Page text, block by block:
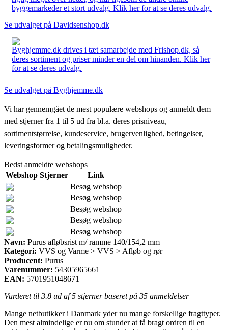
byggemarkeder et stort udvalg. Klik her for at se deres udvalg.
Se udvalget på Davidsenshop.dk
Byghjemme.dk drives i tæt samarbejde med Frishop.dk, så
deres sortiment og priser minder en del om hinanden. Klik her
for at se deres udvalg.
Se udvalget på Byghjemme.dk
Vi har gennemgået de mest populære webshops og anmeldt dem
med stjerner fra 1 til 5 ud fra bl.a. deres prisniveau,
sortimentstørrelse, kundeservice, brugervenlighed, betingelser,
leveringsformer og betalingsmuligheder.
Bedst anmeldte webshops
Webshop Stjerner
Link
Besøg webshop
Besøg webshop
Besøg webshop
Besøg webshop
Besøg webshop
Navn: Purus afløbsrist m/ ramme 140/154,2 mm
Kategori: VVS og Varme > VVS > Afløb og rør
Producent: Purus
Varenummer: 54305965661
EAN: 5701951048671
Vurderet til 3.8 ud af 5 stjerner baseret på 35 anmeldelser
Mange netbutikker i Danmark yder nu mange forskellige fragttyper.
Den mest almindelige er nu om stunder at få bragt ordren til en